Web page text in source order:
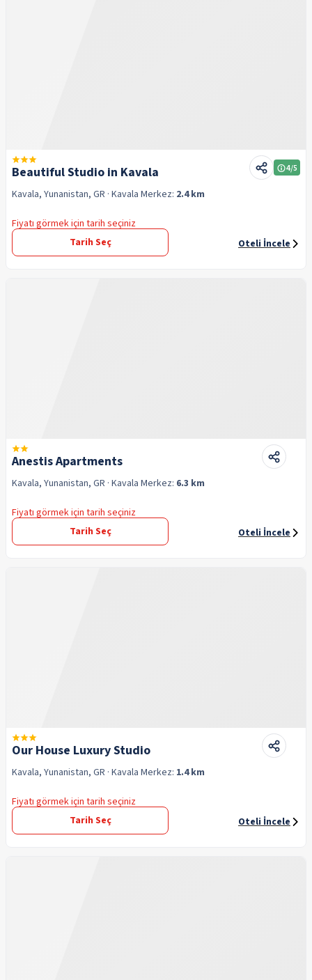
Beautiful Studio in Kavala 4/5
Kavala, Yunanistan, GR · Kavala Merkez: 2.4 km
Fiyatı görmek için tarih seçiniz
Tarih Seç
Oteli İncele
Anestis Apartments
Kavala, Yunanistan, GR · Kavala Merkez: 6.3 km
Fiyatı görmek için tarih seçiniz
Tarih Seç
Oteli İncele
Our House Luxury Studio
Kavala, Yunanistan, GR · Kavala Merkez: 1.4 km
Fiyatı görmek için tarih seçiniz
Tarih Seç
Oteli İncele